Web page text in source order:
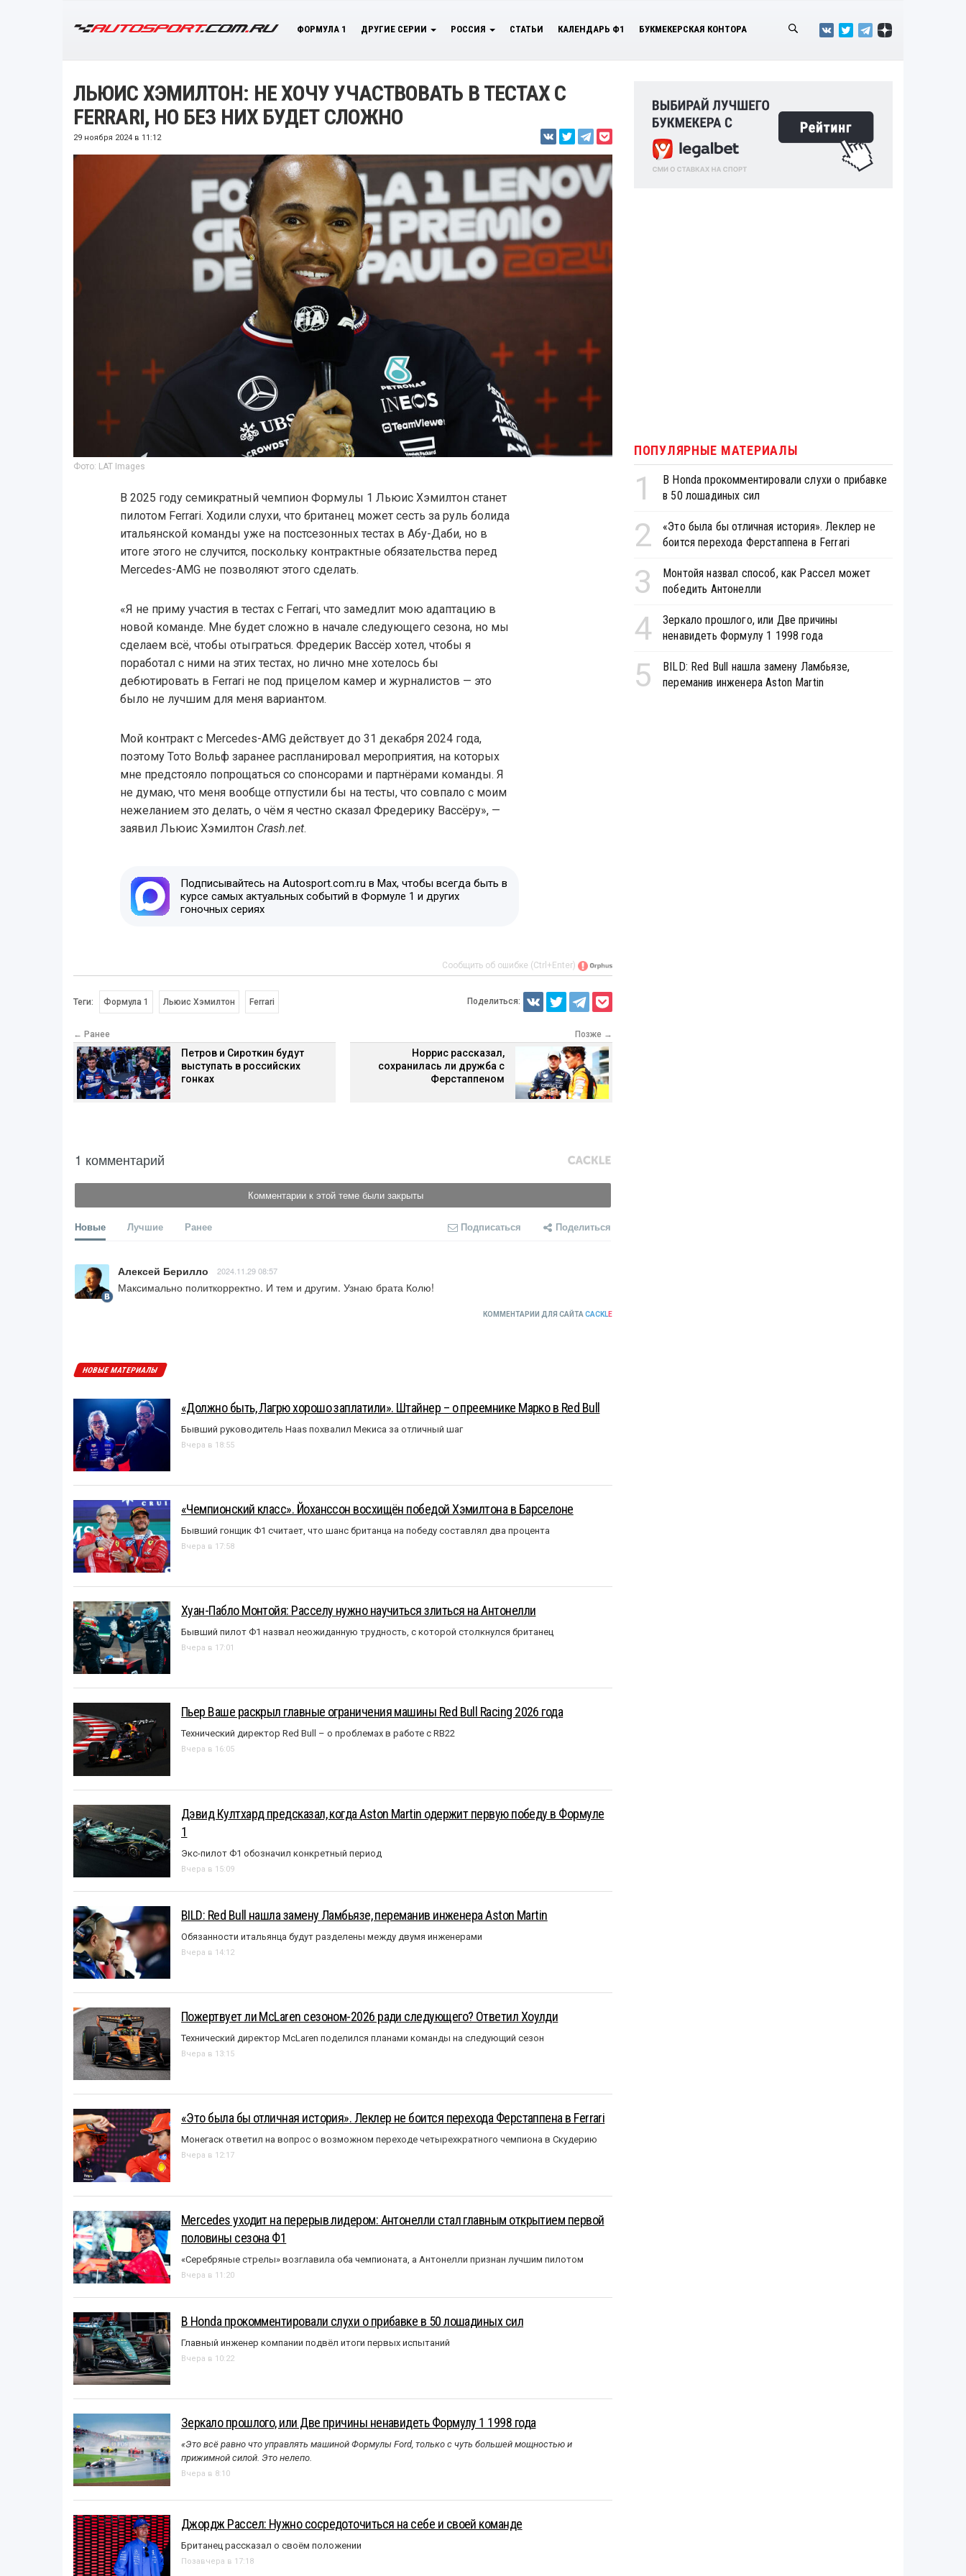
ФОРМУЛА 1 ДРУГИЕ СЕРИИ РОССИЯ СТАТЬИ КАЛЕНДАРЬ Ф1 БУКМЕКЕРСКАЯ КОНТОРА
ЛЬЮИС ХЭМИЛТОН: НЕ ХОЧУ УЧАСТВОВАТЬ В ТЕСТАХ С
FERRARI, НО БЕЗ НИХ БУДЕТ СЛОЖНО
29 ноября 2024 в 11:12
Фото: LAT Images
В 2025 году семикратный чемпион Формулы 1 Льюис Хэмилтон станет
пилотом Ferrari. Ходили слухи, что британец может сесть за руль болида
итальянской команды уже на постсезонных тестах в Абу-Даби, но в
итоге этого не случится, поскольку контрактные обязательства перед
Mercedes-AMG не позволяют этого сделать.
«Я не приму участия в тестах с Ferrari, что замедлит мою адаптацию в
новой команде. Мне будет сложно в начале следующего сезона, но мы
сделаем всё, чтобы отыграться. Фредерик Вассёр хотел, чтобы я
поработал с ними на этих тестах, но лично мне хотелось бы
дебютировать в Ferrari не под прицелом камер и журналистов — это
было не лучшим для меня вариантом.
Мой контракт с Mercedes-AMG действует до 31 декабря 2024 года,
поэтому Тото Вольф заранее распланировал мероприятия, на которых
мне предстояло попрощаться со спонсорами и партнёрами команды. Я
не думаю, что меня вообще отпустили бы на тесты, что совпало с моим
нежеланием это делать, о чём я честно сказал Фредерику Вассёру», —
заявил Льюис Хэмилтон Crash.net.
Подписывайтесь на Autosport.com.ru в Max, чтобы всегда быть в
курсе самых актуальных событий в Формуле 1 и других
гоночных сериях
Сообщить об ошибке (Ctrl+Enter)
Теги: Формула 1 Льюис Хэмилтон Ferrari Поделиться:
← Ранее
Петров и Сироткин будут
выступать в российских
гонках
Позже →
Норрис рассказал,
сохранилась ли дружба с
Ферстаппеном
1 комментарий
Комментарии к этой теме были закрыты
Новые Лучшие Ранее Подписаться Поделиться
Алексей Берилло 2024.11.29 08:57
Максимально политкорректно. И тем и другим. Узнаю брата Колю!
КОММЕНТАРИИ ДЛЯ САЙТА CACKLE
НОВЫЕ МАТЕРИАЛЫ
«Должно быть, Лагрю хорошо заплатили». Штайнер – о преемнике Марко в Red Bull
Бывший руководитель Haas похвалил Мекиса за отличный шаг
Вчера в 18:55
«Чемпионский класс». Йоханссон восхищён победой Хэмилтона в Барселоне
Бывший гонщик Ф1 считает, что шанс британца на победу составлял два процента
Вчера в 17:58
Хуан-Пабло Монтойя: Расселу нужно научиться злиться на Антонелли
Бывший пилот Ф1 назвал неожиданную трудность, с которой столкнулся британец
Вчера в 17:01
Пьер Ваше раскрыл главные ограничения машины Red Bull Racing 2026 года
Технический директор Red Bull – о проблемах в работе с RB22
Вчера в 16:05
Дэвид Култхард предсказал, когда Aston Martin одержит первую победу в Формуле
1
Экс-пилот Ф1 обозначил конкретный период
Вчера в 15:09
BILD: Red Bull нашла замену Ламбьязе, переманив инженера Aston Martin
Обязанности итальянца будут разделены между двумя инженерами
Вчера в 14:12
Пожертвует ли McLaren сезоном-2026 ради следующего? Ответил Хоулди
Технический директор McLaren поделился планами команды на следующий сезон
Вчера в 13:15
«Это была бы отличная история». Леклер не боится перехода Ферстаппена в Ferrari
Монегаск ответил на вопрос о возможном переходе четырехкратного чемпиона в Скудерию
Вчера в 12:17
Mercedes уходит на перерыв лидером: Антонелли стал главным открытием первой
половины сезона Ф1
«Серебряные стрелы» возглавила оба чемпионата, а Антонелли признан лучшим пилотом
Вчера в 11:20
В Honda прокомментировали слухи о прибавке в 50 лошадиных сил
Главный инженер компании подвёл итоги первых испытаний
Вчера в 10:22
Зеркало прошлого, или Две причины ненавидеть Формулу 1 1998 года
«Это всё равно что управлять машиной Формулы Ford, только с чуть большей мощностью и
прижимной силой. Это нелепо.
Вчера в 8:10
Джордж Рассел: Нужно сосредоточиться на себе и своей команде
Британец рассказал о своём положении
Позавчера в 17:18
ПОПУЛЯРНЫЕ МАТЕРИАЛЫ
1
В Honda прокомментировали слухи о прибавке
в 50 лошадиных сил
2
«Это была бы отличная история». Леклер не
боится перехода Ферстаппена в Ferrari
3
Монтойя назвал способ, как Рассел может
победить Антонелли
4
Зеркало прошлого, или Две причины
ненавидеть Формулу 1 1998 года
5
BILD: Red Bull нашла замену Ламбьязе,
переманив инженера Aston Martin